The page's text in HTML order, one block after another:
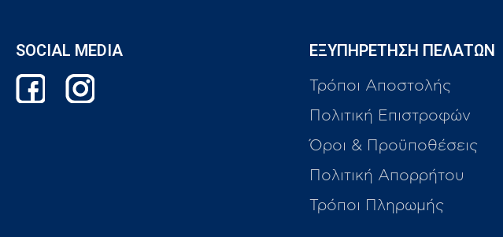
SOCIAL MEDIA ΕΞΥΠΗΡΕΤΗΣΗ ΠΕΛΑΤΩΝ
Τρόποι Αποστολής
Πολιτική Επιστροφών
Όροι & Προϋποθέσεις
Πολιτική Απορρήτου
Τρόποι Πληρωμής